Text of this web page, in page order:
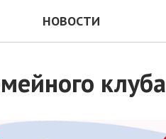
НОВОСТИ
клуба